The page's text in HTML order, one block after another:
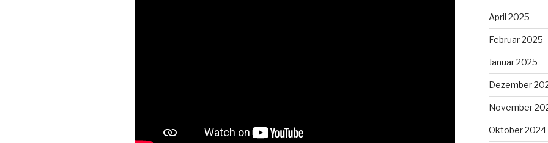
April 2025
Februar 2025
Januar 2025
Dezember
November
Oktober 2024